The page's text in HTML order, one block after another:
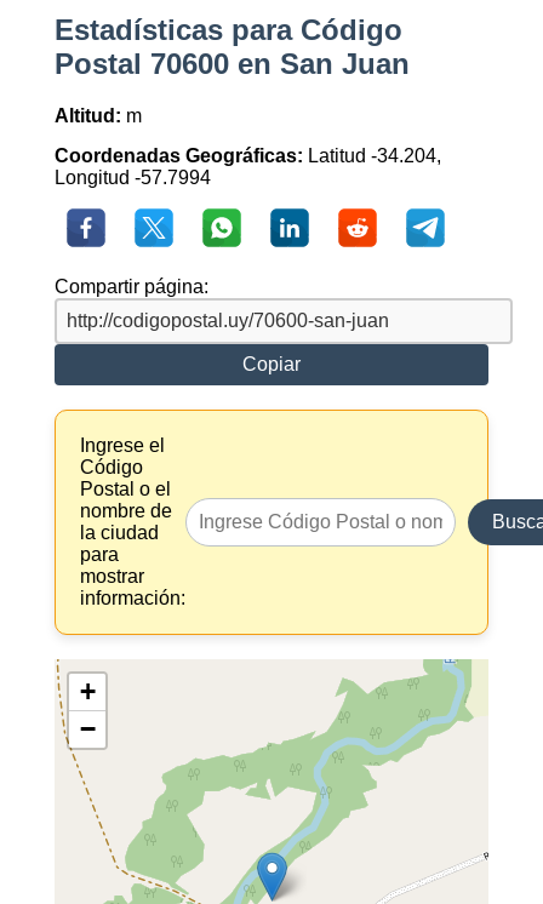
Estadísticas para Código
Postal 70600 en San Juan
Altitud: m
Coordenadas Geográficas: Latitud -34.204,
Longitud -57.7994
Compartir página:
Copiar
Ingrese el
Código
Postal o el
nombre de
la ciudad
para
mostrar
información:
+
−